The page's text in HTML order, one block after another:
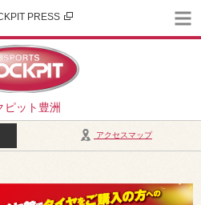
ピット豊洲
PRESS
アクセスマップ
日：2026年8月は、5日(水)、12日(水)、19日(水)、24